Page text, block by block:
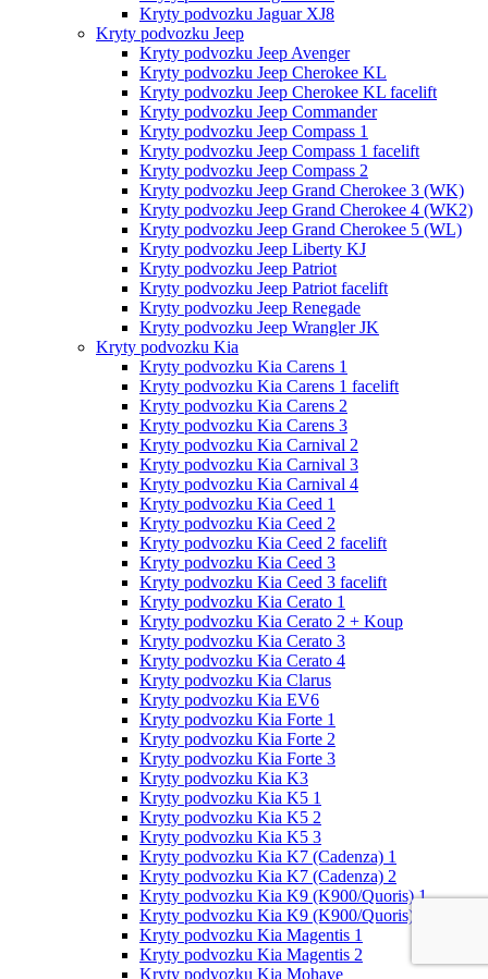
Kryty podvozku Jaguar XJ8
Kryty podvozku Jeep
Kryty podvozku Jeep Avenger
Kryty podvozku Jeep Cherokee KL
Kryty podvozku Jeep Cherokee KL facelift
Kryty podvozku Jeep Commander
Kryty podvozku Jeep Compass 1
Kryty podvozku Jeep Compass 1 facelift
Kryty podvozku Jeep Compass 2
Kryty podvozku Jeep Grand Cherokee 3 (WK)
Kryty podvozku Jeep Grand Cherokee 4 (WK2)
Kryty podvozku Jeep Grand Cherokee 5 (WL)
Kryty podvozku Jeep Liberty KJ
Kryty podvozku Jeep Patriot
Kryty podvozku Jeep Patriot facelift
Kryty podvozku Jeep Renegade
Kryty podvozku Jeep Wrangler JK
Kryty podvozku Kia
Kryty podvozku Kia Carens 1
Kryty podvozku Kia Carens 1 facelift
Kryty podvozku Kia Carens 2
Kryty podvozku Kia Carens 3
Kryty podvozku Kia Carnival 2
Kryty podvozku Kia Carnival 3
Kryty podvozku Kia Carnival 4
Kryty podvozku Kia Ceed 1
Kryty podvozku Kia Ceed 2
Kryty podvozku Kia Ceed 2 facelift
Kryty podvozku Kia Ceed 3
Kryty podvozku Kia Ceed 3 facelift
Kryty podvozku Kia Cerato 1
Kryty podvozku Kia Cerato 2 + Koup
Kryty podvozku Kia Cerato 3
Kryty podvozku Kia Cerato 4
Kryty podvozku Kia Clarus
Kryty podvozku Kia EV6
Kryty podvozku Kia Forte 1
Kryty podvozku Kia Forte 2
Kryty podvozku Kia Forte 3
Kryty podvozku Kia K3
Kryty podvozku Kia K5 1
Kryty podvozku Kia K5 2
Kryty podvozku Kia K5 3
Kryty podvozku Kia K7 (Cadenza) 1
Kryty podvozku Kia K7 (Cadenza) 2
Kryty podvozku Kia K9 (K900/Quoris) 1
Kryty podvozku Kia K9 (K900/Quoris) 2
Kryty podvozku Kia Magentis 1
Kryty podvozku Kia Magentis 2
Kryty podvozku Kia Mohave